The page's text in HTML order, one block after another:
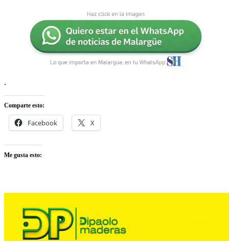
.
Comparte esto:
Facebook X
Me gusta esto: